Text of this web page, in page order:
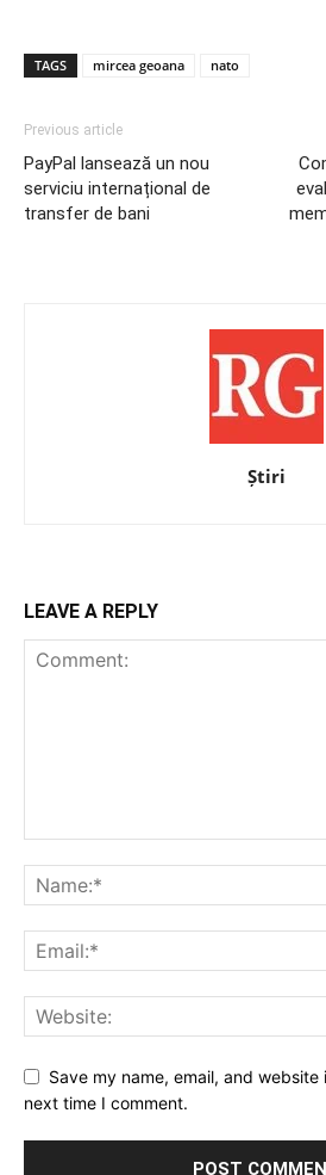
TAGS mircea geoana nato
Previous article
PayPal lansează un nou
serviciu internațional de
transfer de bani
Știri
LEAVE A REPLY
Save my name, email, and
next time I comment.